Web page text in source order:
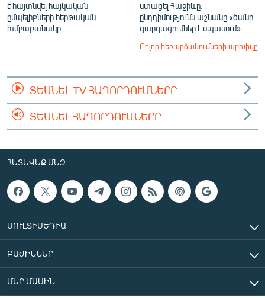
է հայտնվել հայկական
ըմպելիքների հերթական
խմբաքանակը
ստացել Հաջիևը.
ընդդիմությունն աշնանը «ծանր
զարգացումներ է սպասում»
Բոլոր հեռարձակումների արխիվը
ՏԵՍՆԵԼ TV ՀԱՂՈՐԴՈՒՄՆԵՐԸ
ՏԵՍՆԵԼ ՀԱՂՈՐԴՈՒՄՆԵՐԸ
ՀԵՏԵՎԵՔ ՄԵԶ
ՄՈՒԼՏԻՄԵԴԻԱ
ԲԱԺԻՆՆԵՐ
ՄԵՐ ՄԱՍԻՆ